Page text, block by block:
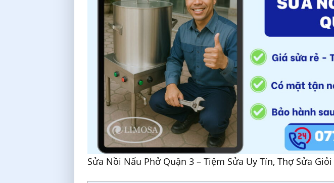
Sửa Nồi Nấu Phở Quận 3 – Tiệm Sửa Uy Tín, Thợ Sửa Giỏi